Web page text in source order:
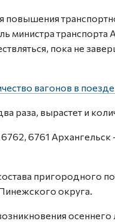
министра
пока не
вагонов в
раза, вырастет и
6761
пригородного
округа.
осеннего